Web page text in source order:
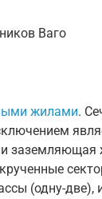
Ваго
жилами.
(одну-